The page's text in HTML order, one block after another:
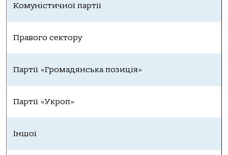
Комуністичної партії
Правого сектору
Партії «Громадянська позиція»
Партії «Укроп»
Іншої